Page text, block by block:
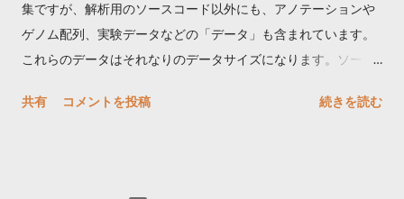
RamDA-seqとQuartz-Seq2の2つ出版された。2021年1月現在、
これらはそれぞれ世界唯一と世界最高性能の2冠である。これが
達成できた大きな理由のひとつは、反応原理を徹底的に理解し
界最高レベルだと確信している。 2017-2018年はラボの移転が
集ですが、解析用のソースコード以外にも、アノテーションや
ゲノム配列、実験データなどの「データ」も含まれています。
これらのデータはそれなりのデータサイズになります。ソース
ルでは、シアトルにある本家サーバがちょっと遠く感じます。
共有 コメントを投稿 続きを読む